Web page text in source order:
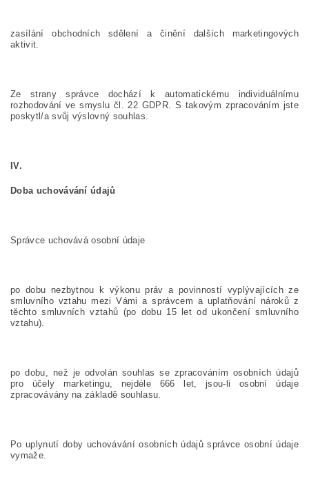
zasílání obchodních sdělení a činění dalších marketingových
aktivit.
Ze strany správce dochází k automatickému individuálnímu
rozhodování ve smyslu čl. 22 GDPR. S takovým zpracováním jste
poskytl/a svůj výslovný souhlas.
IV.
Doba uchovávání údajů
Správce uchovává osobní údaje
po dobu nezbytnou k výkonu práv a povinností vyplývajících ze
smluvního vztahu mezi Vámi a správcem a uplatňování nároků z
těchto smluvních vztahů (po dobu 15 let od ukončení smluvního
vztahu).
po dobu, než je odvolán souhlas se zpracováním osobních údajů
pro účely marketingu, nejdéle 666 let, jsou-li osobní údaje
zpracovávány na základě souhlasu.
Po uplynutí doby uchovávání osobních údajů správce osobní údaje
vymaže.